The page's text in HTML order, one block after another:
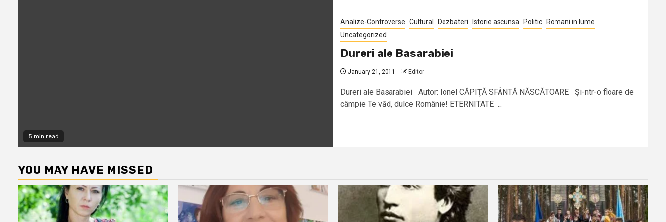
5 min read
Analize-Controverse Cultural Dezbateri Istorie ascunsa Politic
Romani in lume
Uncategorized
Dureri ale Basarabiei
January 21, 2011 Editor
Dureri ale Basarabiei Autor: Ionel CĂPIŢĂ SFÂNTĂ NĂSCĂTOARE Şi-ntr-o floare de
câmpie Te văd, dulce Românie! ETERNITATE ...
YOU MAY HAVE MISSED